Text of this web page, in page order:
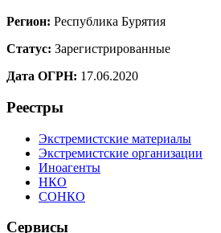
Регион: Республика Бурятия
Статус: Зарегистрированные
Дата ОГРН: 17.06.2020
Реестры
Экстремистские материалы
Экстремистские организации
Иноагенты
НКО
СОНКО
Сервисы